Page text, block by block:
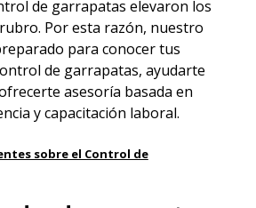
de garrapatas elevaron los
Por esta razón, nuestro
para conocer tus
de garrapatas, ayudarte
asesoría basada en
y capacitación laboral.
sobre el Control de